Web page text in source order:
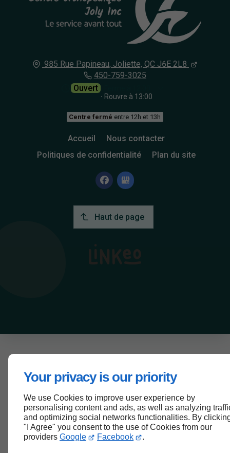
Your privacy is our priority
We use Cookies to improve user experience by
personalising content and ads, as well as analyzing
and optimizing social networks functionalities. By
"I Agree" you consent to the use of Cookies from our
providers Google Facebook .
985 Rue Papineau, Joliette, QC J6E 2L8
450-759-3025
Ouvert
⋅ Rouvre à 13:00
Centre fermé entre 12h et 13h
Accueil
Nous contacter
Politiques de confidentialité
Plan du site
Haut de page